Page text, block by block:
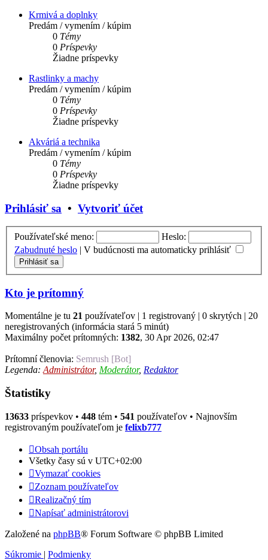
Krmivá a doplnky
Predám / vymením / kúpim
0 Témy
0 Príspevky
Žiadne príspevky
Rastlinky a machy
Predám / vymením / kúpim
0 Témy
0 Príspevky
Žiadne príspevky
Akváriá a technika
Predám / vymením / kúpim
0 Témy
0 Príspevky
Žiadne príspevky
Prihlásiť sa • Vytvoriť účet
Používateľské meno:
Heslo:
Zabudnuté heslo | V budúcnosti ma automaticky prihlásiť
Kto je prítomný
Momentálne je tu 21 používateľov | 1 registrovaný | 0 skrytých | 20
neregistrovaných (informácia stará 5 minút)
Maximálny počet prítomných: 1382, 30 Apr 2026, 02:47
Prítomní členovia: Semrush [Bot]
Legenda: Administrátor, Moderátor, Redaktor
Štatistiky
13633 príspevkov • 448 tém • 541 používateľov • Najnovším
registrovaným používateľom je felixb777
Obsah portálu
Všetky časy sú v UTC+02:00
Vymazať cookies
Zoznam používateľov
Realizačný tím
Napísať administrátorovi
Založené na phpBB® Forum Software © phpBB Limited
Súkromie | Podmienky